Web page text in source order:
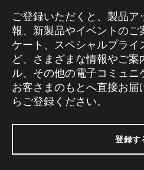
ご登録いただくと、製品
報、新製品やイベントのご
ケート、スペシャルプライ
ど、さまざまな情報やご案
ル、その他の電子コミュニ
お客さまのもとへ直接お
らご登録ください。
登録す